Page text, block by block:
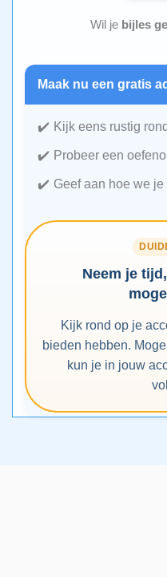
Wil je bijles
Maak nu een gratis
Kijk eens rustig
Probeer een
Geef aan hoe we
Neem je
Kijk rond op je
bieden hebben.
kun je in jouw